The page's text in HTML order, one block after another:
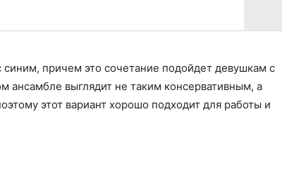
причем это сочетание подойдет девушкам с
выглядит не таким консервативным, а
этот вариант хорошо подходит для работы и